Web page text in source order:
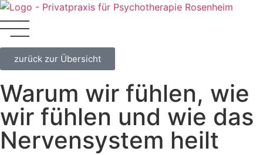
zurück zur Übersicht
Warum wir fühlen, wie
wir fühlen und wie das
Nervensystem heilt